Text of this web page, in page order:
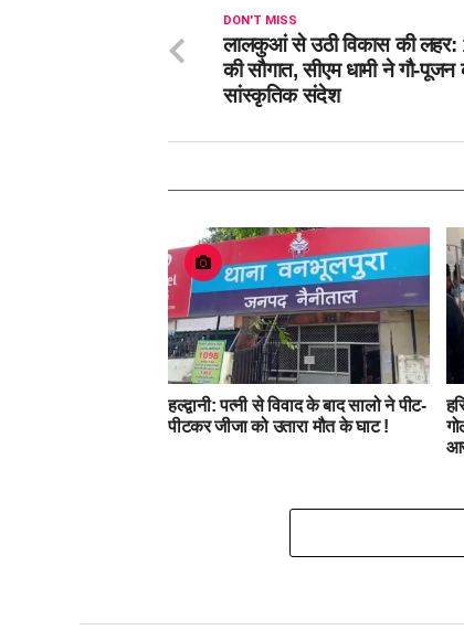
DON'T MISS
लालकुआं से उठी विकास की लहर:
की सौगात, सीएम धामी ने गौ-पूजन
सांस्कृतिक संदेश
हल्द्वानी: पत्नी से विवाद के बाद सालो ने पीट-
पीटकर जीजा को उतारा मौत के घाट !